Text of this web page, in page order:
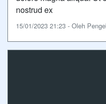
nostrud ex
15/01/2023 21:23 - Oleh